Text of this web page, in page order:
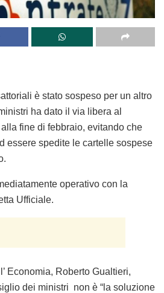
è stato sospeso per un altro
ha dato il via libera al
fine di febbraio, evitando che
essere spedite le cartelle sospese
operativo con la
Ufficiale.
Economia, Roberto Gualtieri,
dei ministri non è “la soluzione